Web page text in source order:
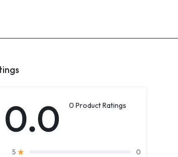
0.0 0 Product Ratings
5
0